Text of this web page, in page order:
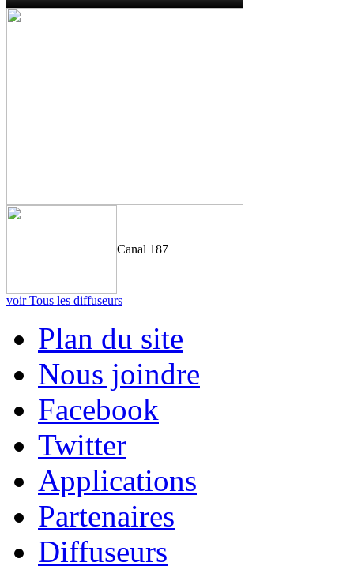
Canal 187
voir Tous les diffuseurs
Plan du site
Nous joindre
Facebook
Twitter
Applications
Partenaires
Diffuseurs